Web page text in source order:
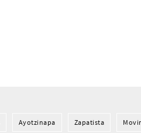
Ayotzinapa Zapatista